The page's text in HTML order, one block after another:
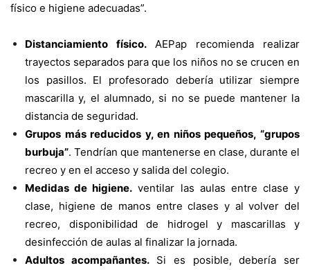
físico e higiene adecuadas”.
Distanciamiento físico. AEPap recomienda realizar
trayectos separados para que los niños no se crucen en
los pasillos. El profesorado debería utilizar siempre
mascarilla y, el alumnado, si no se puede mantener la
distancia de seguridad.
Grupos más reducidos y, en niños pequeños, “grupos
burbuja”. Tendrían que mantenerse en clase, durante el
recreo y en el acceso y salida del colegio.
Medidas de higiene. ventilar las aulas entre clase y
clase, higiene de manos entre clases y al volver del
recreo, disponibilidad de hidrogel y mascarillas y
desinfección de aulas al finalizar la jornada.
Adultos acompañantes.Si es posible, debería ser